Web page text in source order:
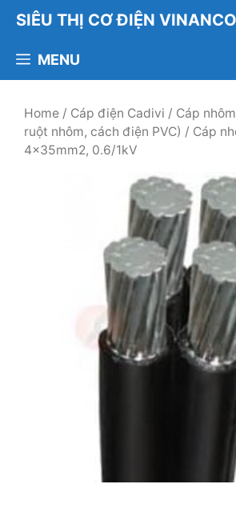
Chuyển
đến
dung
SIÊU THỊ CƠ ĐIỆN VINANCO
MENU
Home / Cáp điện Cadivi / Cáp
ruột nhôm, cách điện PVC) / Cáp
4x35mm2, 0.6/1kV